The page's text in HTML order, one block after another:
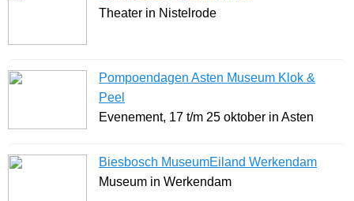
Theater in Nistelrode
Pompoendagen Asten Museum Klok &
Peel
Evenement, 17 t/m 25 oktober in Asten
Biesbosch MuseumEiland Werkendam
Museum in Werkendam